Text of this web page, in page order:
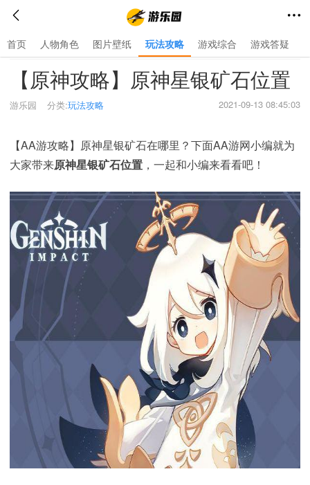
首页 人物角色 图片壁纸 玩法攻略 游戏综合 游戏答疑
首页 玩法攻略
【原神攻略】原神星银矿石位置
游乐园 2021-09-13 08:45:03
分类:玩法攻略
【AA游攻略】原神星银矿石在哪里？下面AA游网小编就为
大家带来原神星银矿石位置 ，一起和小编来看看吧！